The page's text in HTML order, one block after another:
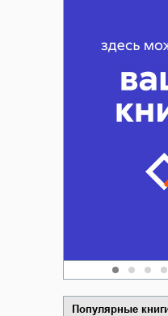
Популярные